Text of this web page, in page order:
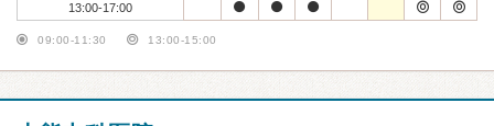
13:00-17:00
09:00-11:30 13:00-15:00